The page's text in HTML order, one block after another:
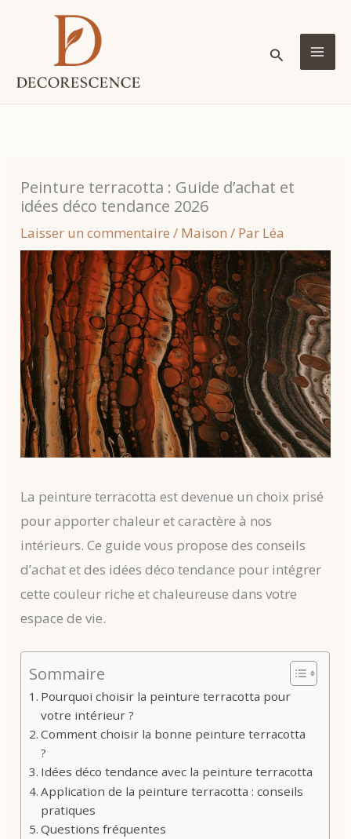
Rechercher
Peinture terracotta : Guide d’achat et
idées déco tendance 2026
Laisser un commentaire / Maison / Par Léa
La peinture terracotta est devenue un choix prisé
pour apporter chaleur et caractère à nos
intérieurs. Ce guide vous propose des conseils
d’achat et des idées déco tendance pour intégrer
cette couleur riche et chaleureuse dans votre
espace de vie.
Sommaire
Pourquoi choisir la peinture terracotta pour
votre intérieur ?
Comment choisir la bonne peinture terracotta
?
Idées déco tendance avec la peinture terracotta
Application de la peinture terracotta : conseils
pratiques
Questions fréquentes